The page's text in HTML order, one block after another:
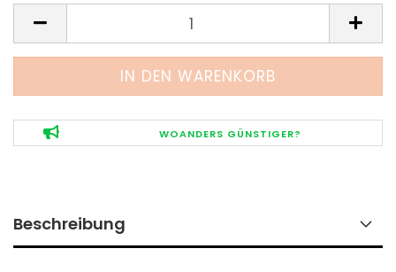
WOANDERS GÜNSTIGER?
Beschreibung